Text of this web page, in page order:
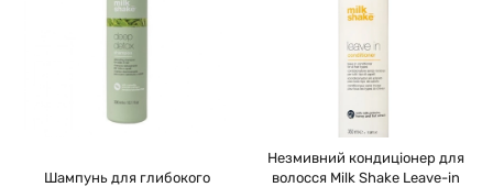
Шампунь для глибокого
Незмивний кондиціонер для
волосся Milk Shake Leave-in